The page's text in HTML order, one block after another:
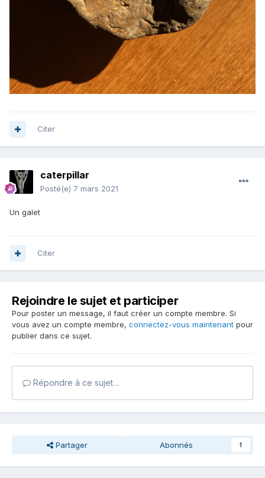
Citer
caterpillar
Posté(e) 7 mars 2021
Un galet
Citer
Rejoindre le sujet et participer
Pour poster un message, il faut créer un compte membre. Si
vous avez un compte membre, connectez-vous maintenant pour
publier dans ce sujet.
Répondre à ce sujet…
Partager Abonnés 1